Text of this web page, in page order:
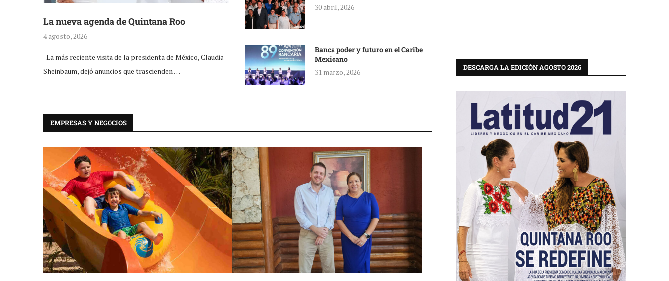
La nueva agenda de Quintana Roo
4 agosto, 2026
La más reciente visita de la presidenta de México, Claudia
Sheinbaum, dejó anuncios que trascienden …
30 abril, 2026
Banca poder y futuro en el Caribe
Mexicano
31 marzo, 2026
EMPRESAS Y NEGOCIOS
DESCARGA LA EDICIÓN AGOSTO 2026